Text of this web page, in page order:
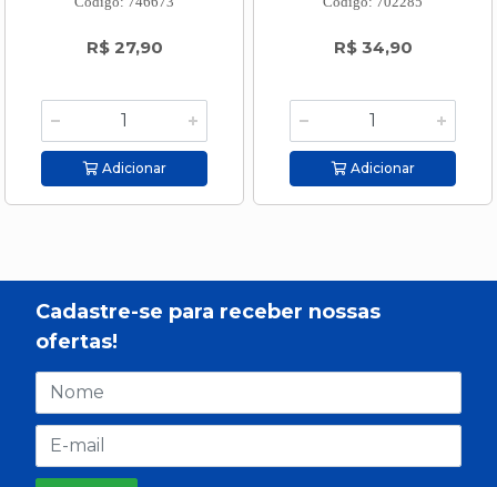
R$ 27,90
Adicionar
R$ 34,90
Adicionar
Cadastre-se para receber nossas
ofertas!